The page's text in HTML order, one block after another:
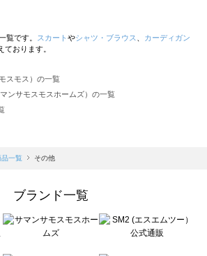
覧です。 スカート やシャツ・ブラウス
カーディガン
おります。
スモス）の一覧
ンサモスモスホームズ）の一覧
（ツハルバイサマンサモスモス）の一覧
モスモス ブルー）の一覧
ラシック）の一覧
品一覧 その他
ブランド一覧